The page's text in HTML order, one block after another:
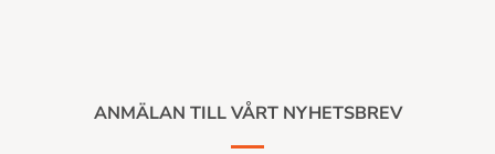
ANMÄLAN TILL VÅRT NYHETSBREV